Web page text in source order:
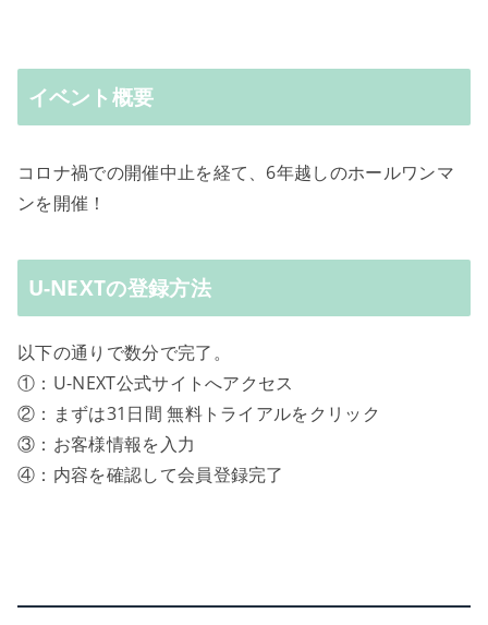
イベント概要
コロナ禍での開催中止を経て、6年越しのホールワンマ
ンを開催！
U-NEXTの登録方法
以下の通りで数分で完了。
①：U-NEXT公式サイトへアクセス
②：まずは31日間 無料トライアルをクリック
③：お客様情報を入力
④：内容を確認して会員登録完了